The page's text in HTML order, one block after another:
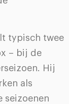
typisch twee
– bij de
Hij
als
seizoenen